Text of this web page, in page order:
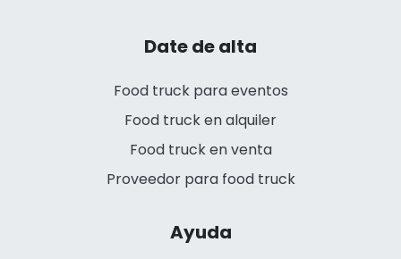
Date de alta
Food truck para eventos
Food truck en alquiler
Food truck en venta
Proveedor para food truck
Ayuda